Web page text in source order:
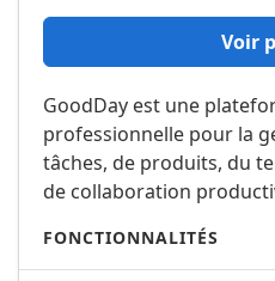
Voir
GoodDay est une
professionnelle pour la
tâches, de produits, du
de collaboration
FONCTIONNALITÉS